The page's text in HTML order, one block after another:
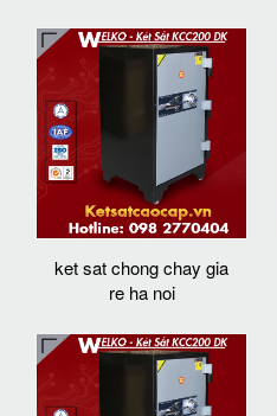
ket sat chong chay gia
re ha noi